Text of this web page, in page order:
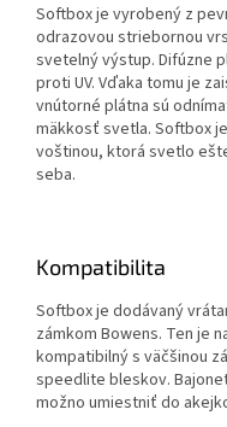
Softbox je vyrobený z
odrazovou striebornou
svetelný výstup. Difúzne
proti UV. Vďaka tomu je
vnútorné plátna sú
mäkkosť svetla. Softbox
voštinou, ktorá svetlo
seba.
Kompatibilita
Softbox je dodávaný
zámkom Bowens. Ten je
kompatibilný s väčšinou
speedlite bleskov.
možno umiestniť do